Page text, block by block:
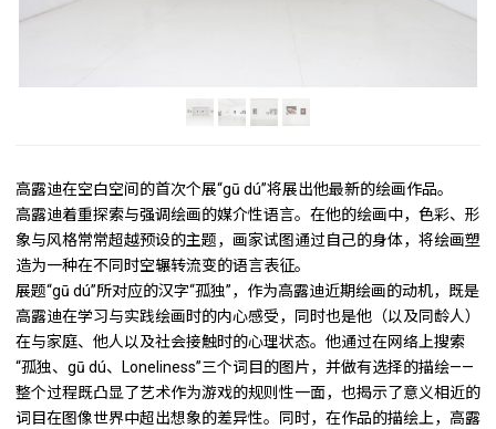
高露迪在空白空间的首次个展“gū dú”将展出他最新的绘画作品。
高露迪着重探索与强调绘画的媒介性语言。在他的绘画中，色彩、形
象与风格常常超越预设的主题，画家试图通过自己的身体，将绘画塑
造为一种在不同时空辗转流变的语言表征。
展题“gū dú”所对应的汉字“孤独”，作为高露迪近期绘画的动机，既是
高露迪在学习与实践绘画时的内心感受，同时也是他（以及同龄人）
在与家庭、他人以及社会接触时的心理状态。他通过在网络上搜索
“孤独、gū dú、Loneliness”三个词目的图片，并做有选择的描绘——
整个过程既凸显了艺术作为游戏的规则性一面，也揭示了意义相近的
词目在图像世界中超出想象的差异性。同时，在作品的描绘上，高露